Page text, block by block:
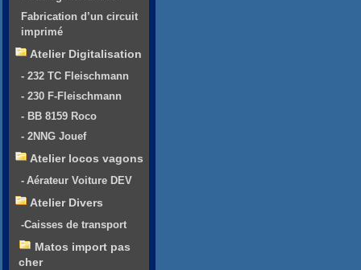
Fabrication d’un circuit
imprimé
Atelier Digitalisation
- 232 TC Fleischmann
- 230 F-Fleischmann
- BB 8159 Roco
- 2NNG Jouef
Atelier locos vagons
- Aérateur Voiture DEV
Atelier Divers
-Caisses de transport
Matos import pas
cher